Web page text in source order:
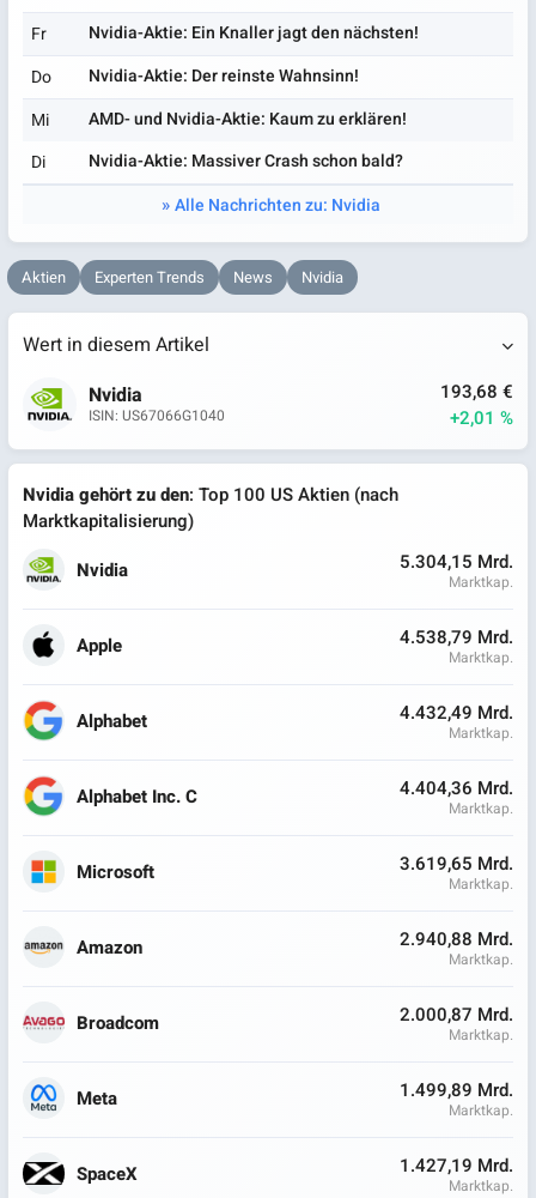
Fr
Nvidia-Aktie: Ein Knaller jagt den nächsten!
Do
Nvidia-Aktie: Der reinste Wahnsinn!
Mi
AMD- und Nvidia-Aktie: Kaum zu erklären!
Di
Nvidia-Aktie: Massiver Crash schon bald?
Alle Nachrichten zu: Nvidia
Aktien Experten Trends News Nvidia
Wert in diesem Artikel
Nvidia
ISIN: US67066G1040
193,68 €
+2,01 %
Nvidia gehört zu den: Top 100 US Aktien (nach
Marktkapitalisierung)
Nvidia
5.304,15 Mrd.
Marktkap.
Apple 4.538,79 Mrd.
Marktkap.
Alphabet 4.432,49 Mrd.
Marktkap.
Alphabet Inc. C 4.404,36 Mrd.
Marktkap.
Microsoft 3.619,65 Mrd.
Marktkap.
Amazon 2.940,88 Mrd.
Marktkap.
Broadcom 2.000,87 Mrd.
Marktkap.
Meta 1.499,89 Mrd.
Marktkap.
SpaceX 1.427,19 Mrd.
Marktkap.